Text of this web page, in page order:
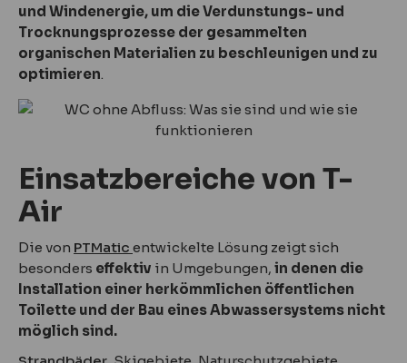
und Windenergie, um die Verdunstungs- und
Trocknungsprozesse der gesammelten
organischen Materialien zu beschleunigen und zu
optimieren.
Einsatzbereiche von T-
Air
Die von PTMatic entwickelte Lösung zeigt sich
besonders effektiv in Umgebungen, in denen die
Installation einer herkömmlichen öffentlichen
Toilette und der Bau eines Abwassersystems nicht
möglich sind.